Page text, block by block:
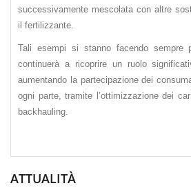
successivamente mescolata con altre
il fertilizzante.
Tali esempi si stanno facendo
continuerà a ricoprire un ruolo
aumentando la partecipazione dei
ogni parte, tramite l’ottimizzazione dei
backhauling.
ATTUALITÀ